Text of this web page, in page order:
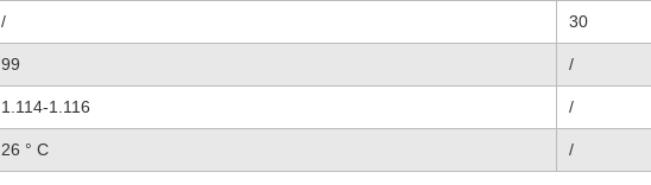
/ 30
99 /
1.114-1.116 /
26 ° C /